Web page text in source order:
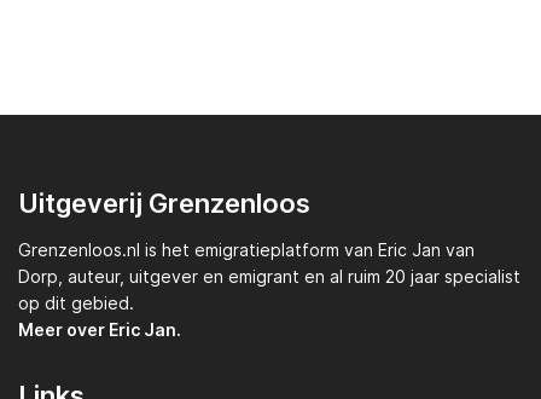
Uitgeverij Grenzenloos
Grenzenloos.nl is het emigratieplatform van Eric Jan van
Dorp, auteur, uitgever en emigrant en al ruim 20 jaar specialist
op dit gebied.
Meer over Eric Jan.